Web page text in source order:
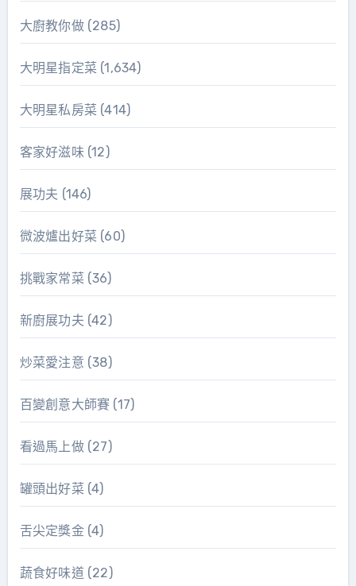
大廚教你做(285)
大明星指定菜 (1,634)
大明星私房菜 (414)
客家好滋味(12)
展功夫 (146)
微波爐出好菜 (60)
挑戰家常菜 (36)
新廚展功夫 (42)
炒菜愛注意 (38)
百變創意大師賽 (17)
看過馬上做(27)
罐頭出好菜 (4)
舌尖定獎金(4)
蔬食好味道 (22)